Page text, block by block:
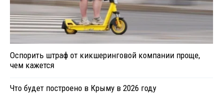
Оспорить штраф от кикшеринговой компании проще,
чем кажется
Что будет построено в Крыму в 2026 году